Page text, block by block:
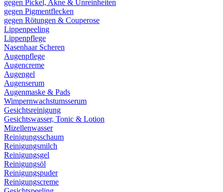
gegen Pickel, Akne & Unreinheiten
gegen Pigmentflecken
gegen Rötungen & Couperose
Lippenpeeling
Lippenpflege
Nasenhaar Scheren
Augenpflege
Augencreme
Augengel
Augenserum
Augenmaske & Pads
Wimpernwachstumsserum
Gesichtsreinigung
Gesichtswasser, Tonic & Lotion
Mizellenwasser
Reinigungsschaum
Reinigungsmilch
Reinigungsgel
Reinigungsöl
Reinigungspuder
Reinigungscreme